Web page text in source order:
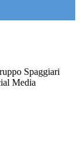
Spaggiari
Media